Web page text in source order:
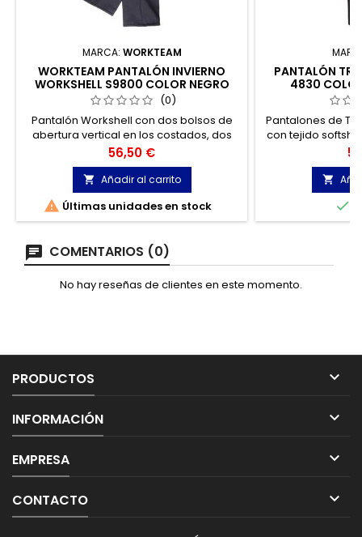
MARCA: WORKTEAM
WORKTEAM PANTALÓN INVIERNO
WORKSHELL S9800 COLOR NEGRO
TALLA L (0)
Pantalón Workshell con dos bolsos de
abertura vertical en los costados, dos
bolsos laterales y dos bolsos traseros,
todos interiores con cierre de
cremallera.
Precio
56,50 €
 Añadir al carrito
 Últimas unidades en stock
PANTALÓN
4830
Pantalones de
con tejido
interior
indicado para
que 

COMENTARIOS (0)
No hay reseñas de clientes en este momento.
PRODUCTOS 
INFORMACIÓN 
EMPRESA 
CONTACTO 